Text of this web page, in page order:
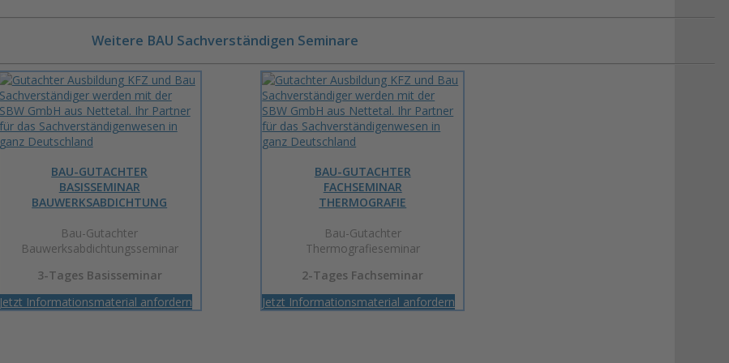
Weitere BAU Sachverständigen Seminare
BAU-GUTACHTER
BASISSEMINAR
BAUWERKSABDICHTUNG
Bau-Gutachter
Bauwerksabdichtungsseminar
3-Tages Basisseminar
Jetzt Informationsmaterial anfordern
BAU-GUTACHTER
FACHSEMINAR
THERMOGRAFIE
Bau-Gutachter
Thermografieseminar
2-Tages Fachseminar
Jetzt Informationsmaterial anfordern